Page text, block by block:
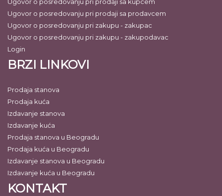
Ugovor o posredovanju pri prodaji sa prodavcem
Ugovor o posredovanju pri zakupu - zakupac
Ugovor o posredovanju pri zakupu - zakupodavac
Login
BRZI LINKOVI
Prodaja stanova
Prodaja kuća
Izdavanje stanova
Izdavanje kuća
Prodaja stanova u Beogradu
Prodaja kuća u Beogradu
Izdavanje stanova u Beogradu
Izdavanje kuća u Beogradu
KONTAKT